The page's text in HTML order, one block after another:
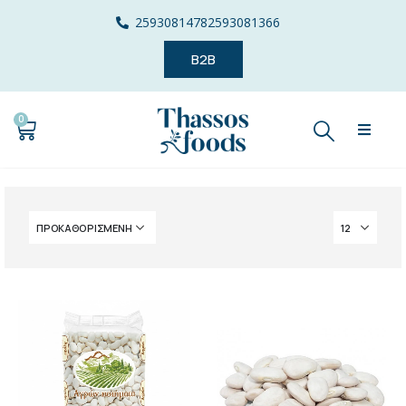
25930814782593081366
B2B
0